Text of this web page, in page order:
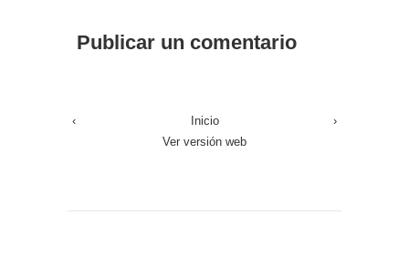
Publicar un comentario
‹ ›
Inicio
Ver versión web